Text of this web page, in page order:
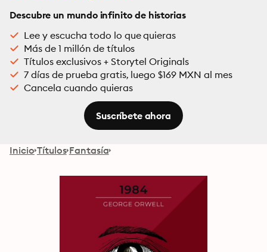
Descubre un mundo infinito de historias
Lee y escucha todo lo que quieras
Más de 1 millón de títulos
Títulos exclusivos + Storytel Originals
7 días de prueba gratis, luego $169 MXN al mes
Cancela cuando quieras
Suscríbete ahora
Inicio Títulos Fantasía